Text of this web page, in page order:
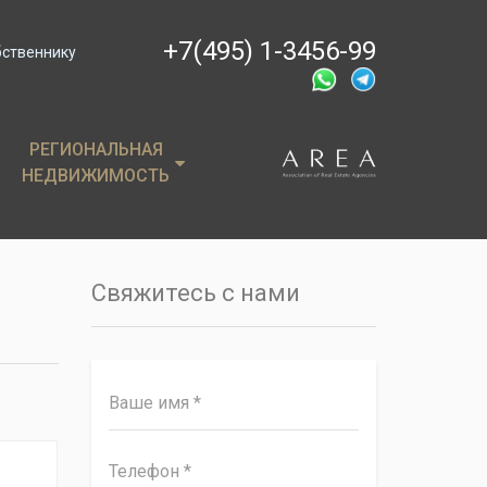
+7(495) 1-3456-99
РЕГИОНАЛЬНАЯ
НЕДВИЖИМОСТЬ
РЕГИОНАЛЬНАЯ
НЕДВИЖИМОСТЬ
Свяжитесь с нами